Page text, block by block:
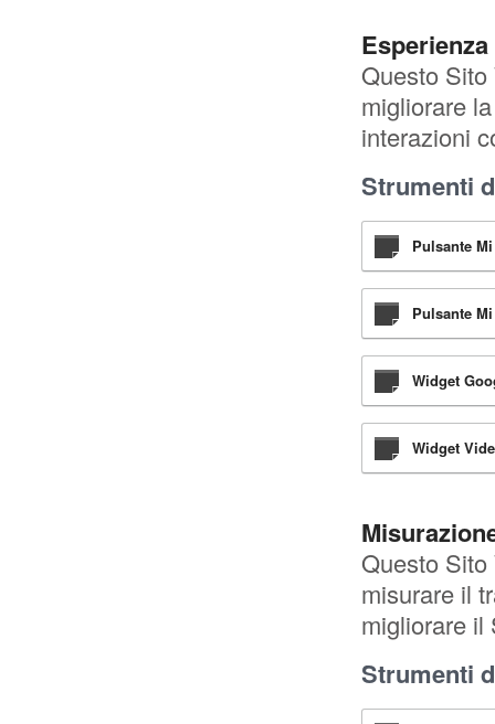
Esperienza
Questo
migliorare
interazioni
Strumenti
Pulsante
Pulsante
Widget
Widget
Questo
misurare il
migliorare il
Strumenti